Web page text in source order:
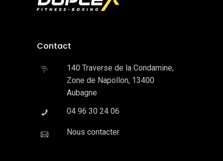
Contact
140 Traverse de la Condamine,
Zone de Napollon, 13400
Aubagne
04 96 30 24 06
Nous contacter